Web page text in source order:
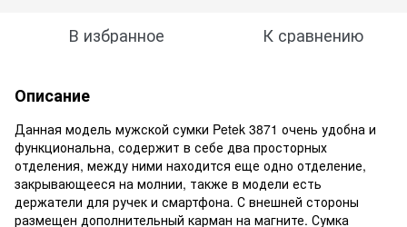
В избранное К сравнению
Описание
Данная модель мужской сумки Petek 3871 очень удобна и
функциональна, содержит в себе два просторных
отделения, между ними находится еще одно отделение,
закрывающееся на молнии, также в модели есть
держатели для ручек и смартфона. С внешней стороны
размещен дополнительный карман на магните. Сумка